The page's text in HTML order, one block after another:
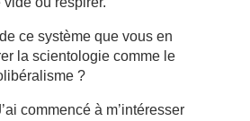
ce système que vous en
la scientologie comme le
?
commencé à m’intéresser